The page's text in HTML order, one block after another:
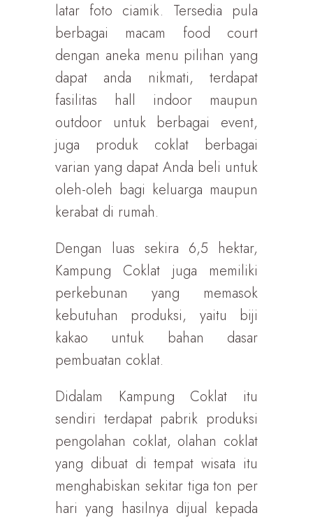
latar foto ciamik. Tersedia pula
berbagai macam food court
dengan aneka menu pilihan yang
dapat anda nikmati, terdapat
fasilitas hall indoor maupun
outdoor untuk berbagai event,
juga produk coklat berbagai
varian yang dapat Anda beli untuk
oleh-oleh bagi keluarga maupun
kerabat di rumah.
Dengan luas sekira 6,5 hektar,
Kampung Coklat juga memiliki
perkebunan yang memasok
kebutuhan produksi, yaitu biji
kakao untuk bahan dasar
pembuatan coklat.
Didalam Kampung Coklat itu
sendiri terdapat pabrik produksi
pengolahan coklat, olahan coklat
yang dibuat di tempat wisata itu
menghabiskan sekitar tiga ton per
hari yang hasilnya dijual kepada